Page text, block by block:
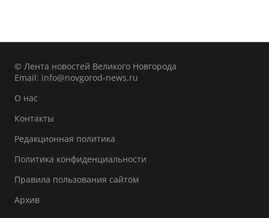
© Лента новостей Великого Новгорода
Email: info@novgorod-news.ru
О нас
Контакты
Редакционная политика
Политика конфиденциальности
Правила пользования сайтом
Архив